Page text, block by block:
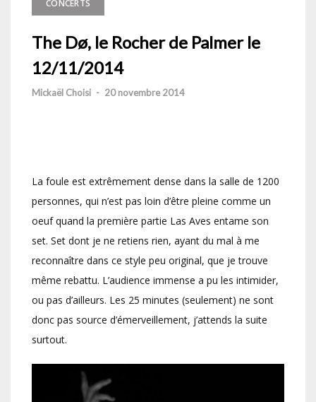
CONCERTS
The Dø, le Rocher de Palmer le
12/11/2014
Mickaël Choisi - 20 novembre 2014
La foule est extrêmement dense dans la salle de 1200
personnes, qui n’est pas loin d’être pleine comme un
oeuf quand la première partie Las Aves entame son
set. Set dont je ne retiens rien, ayant du mal à me
reconnaître dans ce style peu original, que je trouve
même rebattu. L’audience immense a pu les intimider,
ou pas d’ailleurs. Les 25 minutes (seulement) ne sont
donc pas source d’émerveillement, j’attends la suite
surtout.